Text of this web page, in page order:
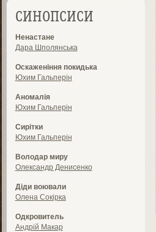
СИНОПСИСИ
Ненастане
Дара Шполянська
Оскаженіння покидька
Юхим Гальперін
Аномалія
Юхим Гальперін
Сирітки
Юхим Гальперін
Володар миру
Олександр Денисенко
Діди воювали
Олена Сокірка
Одкровитель
Андрій Макар